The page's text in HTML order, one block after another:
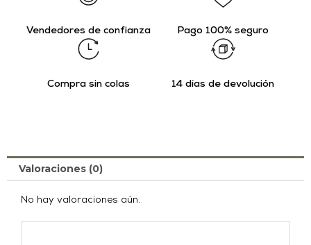
Vendedores de confianza Pago 100% seguro
Compra sin colas 14 días de devolución
Valoraciones (0)
No hay valoraciones aún.